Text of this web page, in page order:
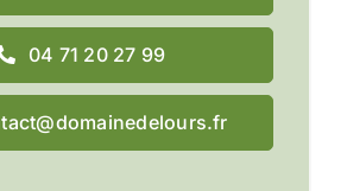
04 71 20 27 99